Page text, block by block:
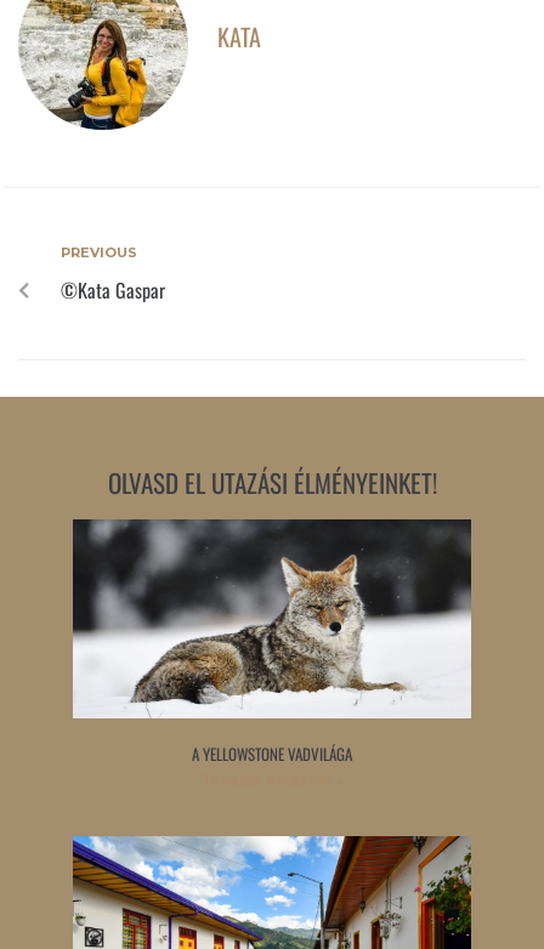
KATA
PREVIOUS
©Kata Gaspar
OLVASD EL UTAZÁSI ÉLMÉNYEINKET!
A YELLOWSTONE VADVILÁGA